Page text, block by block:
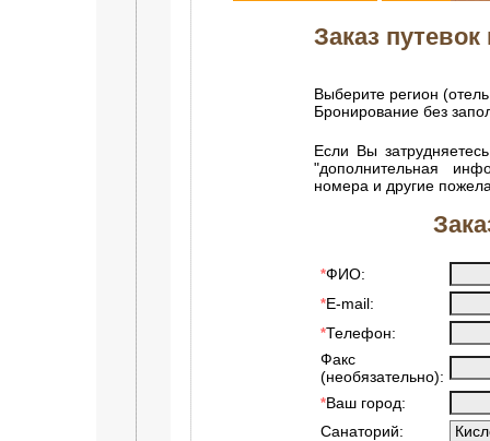
Заказ путевок
Выберите регион
Бронирование без
Если Вы
"дополнительная
номера и другие
*ФИО:
*E-mail:
*Телефон:
Факс
(необязательно):
*Ваш город:
Санаторий: